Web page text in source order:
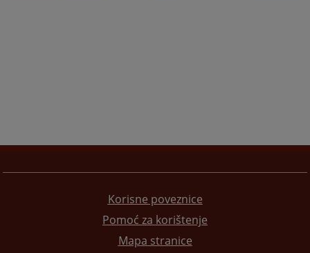
Korisne poveznice
Pomoć za korištenje
Mapa stranice